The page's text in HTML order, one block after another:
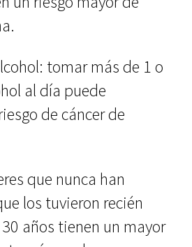
tomar más de 1 o
al día puede
de cáncer de
que nunca han
los tuvieron recién
años tienen un mayor